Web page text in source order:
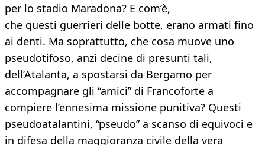
per lo stadio Maradona? E com’è,
che questi guerrieri delle botte, erano armati fino
ai denti. Ma soprattutto, che cosa muove uno
pseudotifoso, anzi decine di presunti tali,
dell’Atalanta, a spostarsi da Bergamo per
accompagnare gli “amici” di Francoforte a
compiere l’ennesima missione punitiva? Questi
pseudoatalantini, “pseudo” a scanso di equivoci e
in difesa della maggioranza civile della vera